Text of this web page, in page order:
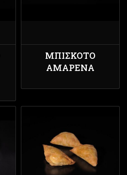
ΜΠΙΣΚΌΤΟ
ΑΜΑΡΈΝΑ